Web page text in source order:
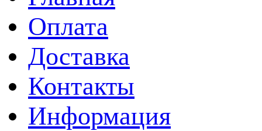
Оплата
Доставка
Контакты
Информация